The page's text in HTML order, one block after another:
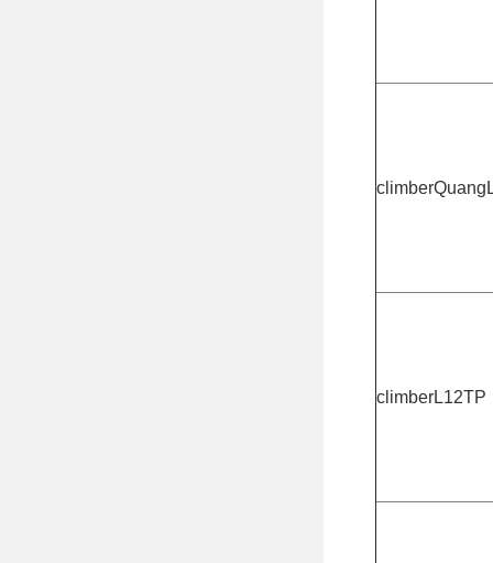
climberL12TP